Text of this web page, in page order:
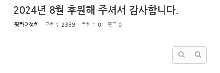
2024년 8월 후원해 주셔서 감사합니다.
평화여성회 조회 수 2339 추천 수 0 댓글 0